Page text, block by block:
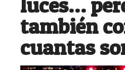
también
cuantas